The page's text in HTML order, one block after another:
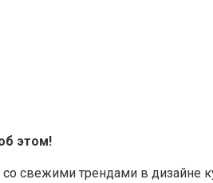
этом!
со свежими трендами в дизайне